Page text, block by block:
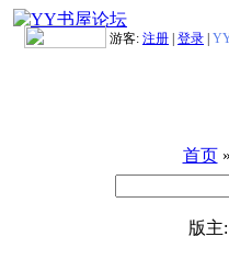
游客: 注册 登录
首页
版主